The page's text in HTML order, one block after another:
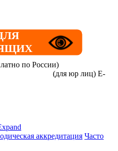
по России)
(для юр лиц) E-
аккредитация Часто